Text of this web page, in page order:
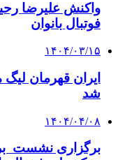
واکنش علیرضا
فوتبال بانوان
۱۴۰۴/۰۳/۱۵
ایران قهرمان
شد
۱۴۰۴/۰۴/۰۸
برگزاری نشست